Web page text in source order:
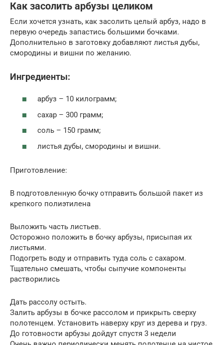
Как засолить арбузы целиком
Если хочется узнать, как засолить целый арбуз, надо в
первую очередь запастись большими бочками.
Дополнительно в заготовку добавляют листья дубы,
смородины и вишни по желанию.
Ингредиенты:
арбуз – 10 килограмм;
сахар – 300 грамм;
соль – 150 грамм;
листья дубы, смородины и вишни.
Приготовление:
В подготовленную бочку отправить большой пакет из
крепкого полиэтилена
Выложить часть листьев.
Осторожно положить в бочку арбузы, присыпая их
листьями.
Подогреть воду и отправить туда соль с сахаром.
Тщательно смешать, чтобы сыпучие компоненты
растворились
Дать рассолу остыть.
Залить арбузы в бочке рассолом и прикрыть сверху
полотенцем. Установить наверху круг из дерева и груз.
До готовности арбузы дойдут спустя 3 недели